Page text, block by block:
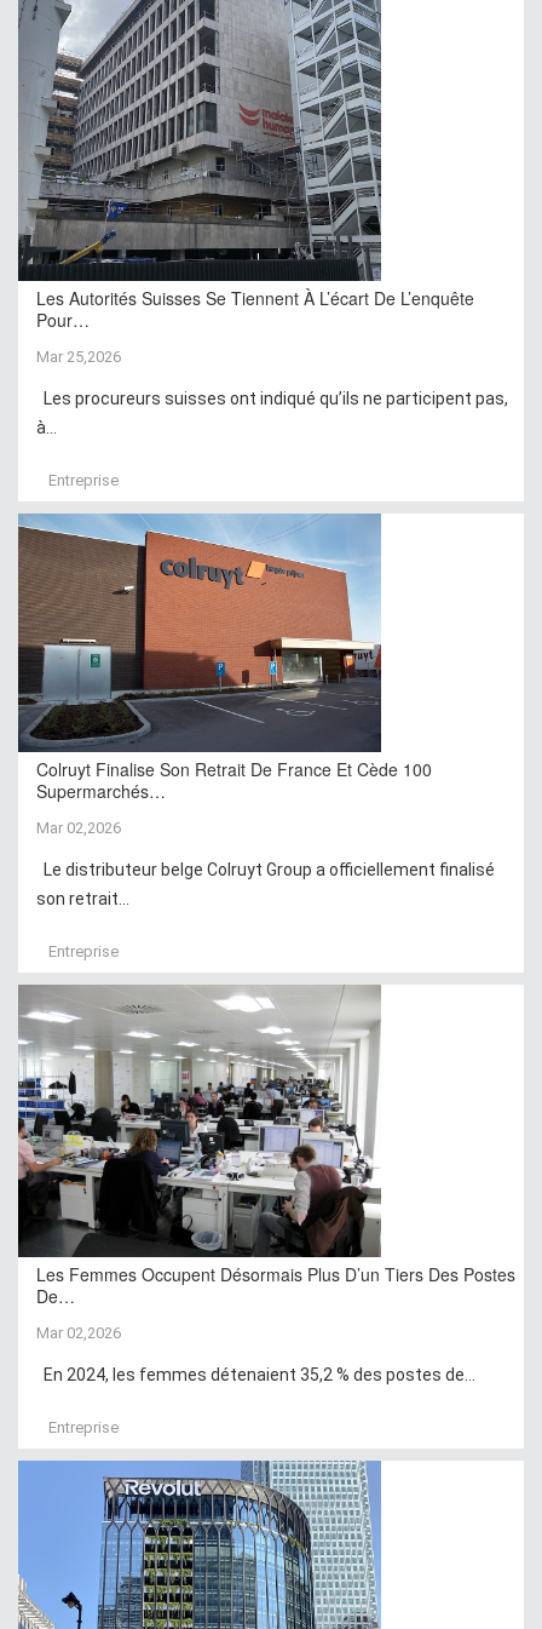
Les Autorités Suisses Se Tiennent À L’écart De L’enquête
Pour…
Mar 25,2026
Les procureurs suisses ont indiqué qu’ils ne participent pas,
à...
Entreprise
Colruyt Finalise Son Retrait De France Et Cède 100
Supermarchés…
Mar 02,2026
Le distributeur belge Colruyt Group a officiellement finalisé
son retrait...
Entreprise
Les Femmes Occupent Désormais Plus D’un Tiers Des Postes
De…
Mar 02,2026
En 2024, les femmes détenaient 35,2 % des postes de...
Entreprise